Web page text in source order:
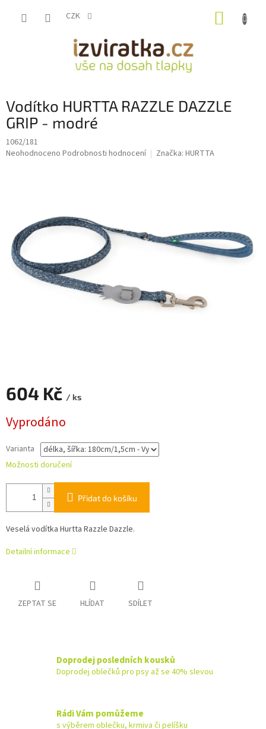
CZK
Vodítko HURTTA RAZZLE DAZZLE
GRIP - modré
1062/181
Průměrné
hvězdiček.
Neohodnoceno Podrobnosti hodnocení Značka: HURTTA
604 Kč / ks
cena:
Vyprodáno
Varianta
Možnosti doručení
Přidat do košíku
Veselá vodítka Hurtta Razzle Dazzle.
Detailní informace
ZEPTAT SE HLÍDAT SDÍLET
Doprodej posledních kousků
Doprodej oblečků pro psy až se 40% slevou
Rádi Vám pomůžeme
s výběrem oblečku, krmiva či pelíšku